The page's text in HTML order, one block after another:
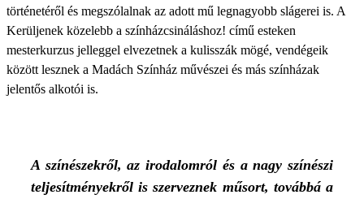
történetéről és megszólalnak az adott mű legnagyobb slágerei is. A
Kerüljenek közelebb a színházcsináláshoz! című esteken
mesterkurzus jelleggel elvezetnek a kulisszák mögé, vendégeik
között lesznek a Madách Színház művészei és más színházak
jelentős alkotói is.
A színészekről, az irodalomról és a nagy színészi
teljesítményekről is szerveznek műsort, továbbá a